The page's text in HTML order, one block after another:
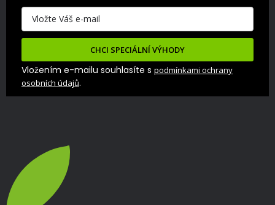
CHCI SPECIÁLNÍ VÝHODY
Vložením e-mailu souhlasíte s podmínkami ochrany
osobních údajů.